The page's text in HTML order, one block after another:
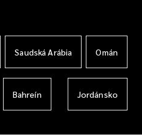
Saudská Arábia Omán
Bahreín Jordánsko